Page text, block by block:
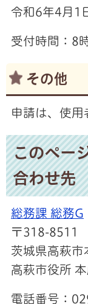
令和6年4月1
受付時間：8
その他
申請は、使用
このペー
合わせ先
総務課 総務G
〒318-8511
茨城県高萩市
高萩市役所
電話番号：